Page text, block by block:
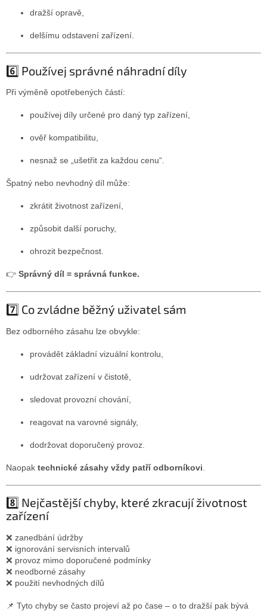
dražší opravě,
delšímu odstavení zařízení.
6️⃣ Používej správné náhradní díly
Při výměně opotřebených částí:
používej díly určené pro daný typ zařízení,
ověř kompatibilitu,
nesnaž se „ušetřit za každou cenu“.
Špatný nebo nevhodný díl může:
zkrátit životnost zařízení,
způsobit další poruchy,
ohrozit bezpečnost.
👉 Správný díl = správná funkce.
7️⃣ Co zvládne běžný uživatel sám
Bez odborného zásahu lze obvykle:
provádět základní vizuální kontrolu,
udržovat zařízení v čistotě,
sledovat provozní chování,
reagovat na varovné signály,
dodržovat doporučený provoz.
Naopak technické zásahy vždy patří odborníkovi
8️⃣ Nejčastější chyby, které zkracují životnost
zařízení
❌ zanedbání údržby
❌ ignorování servisních intervalů
❌ provoz mimo doporučené podmínky
❌ neodborné zásahy
❌ použití nevhodných dílů
📌 Tyto chyby se často projeví až po čase – o to dražší pak bývá